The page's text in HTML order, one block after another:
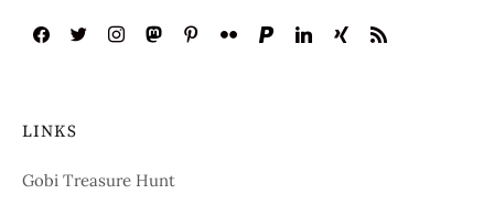
LINKS
Gobi Treasure Hunt